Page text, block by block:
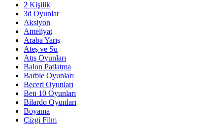
2 Kişilik
3d Oyunlar
Aksiyon
Ameliyat
Araba Yarış
Ateş ve Su
Atış Oyunları
Balon Patlatma
Barbie Oyunları
Beceri Oyunları
Ben 10 Oyunları
Bilardo Oyunları
Boyama
Çizgi Film